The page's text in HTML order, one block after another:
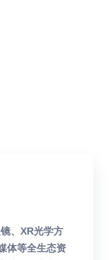
、XR光学方
体等全生态资